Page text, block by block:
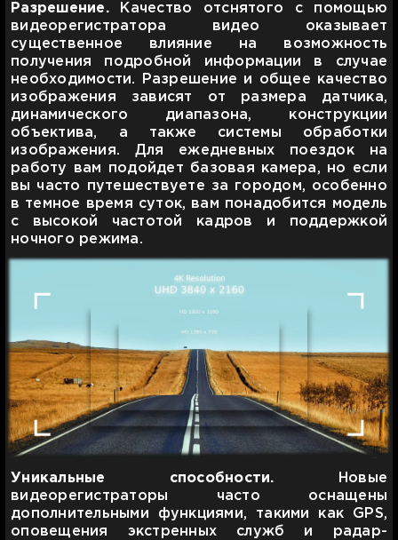
Разрешение.Качество отснятого с помощью
видеорегистратора видео оказывает
существенное влияние на возможность
получения подробной информации в случае
необходимости. Разрешение и общее качество
изображения зависят от размера датчика,
динамического диапазона, конструкции
объектива, а также системы обработки
изображения. Для ежедневных поездок на
работу вам подойдет базовая камера, но если
вы часто путешествуете за городом, особенно
в темное время суток, вам понадобится модель
с высокой частотой кадров и поддержкой
ночного режима.
Уникальные способности. Новые
видеорегистраторы часто оснащены
дополнительными функциями, такими как GPS,
оповещения экстренных служб и радар-